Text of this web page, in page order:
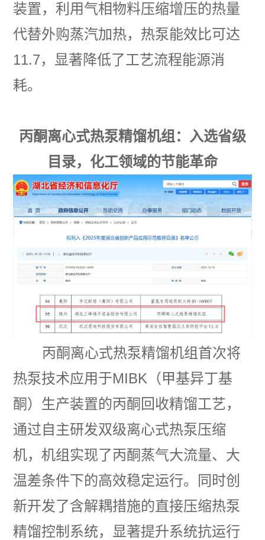
装置，利用气相物料压缩增压的热量
代替外购蒸汽加热，热泵能效比可达
11.7，显著降低了工艺流程能源消
耗。
丙酮离心式热泵精馏机组：入选省级
目录，化工领域的节能革命
丙酮离心式热泵精馏机组首次将
热泵技术应用于MIBK（甲基异丁基
酮）生产装置的丙酮回收精馏工艺，
通过自主研发双级离心式热泵压缩
机，机组实现了丙酮蒸气大流量、大
温差条件下的高效稳定运行。同时创
新开发了含解耦措施的直接压缩热泵
精馏控制系统，显著提升系统抗运行